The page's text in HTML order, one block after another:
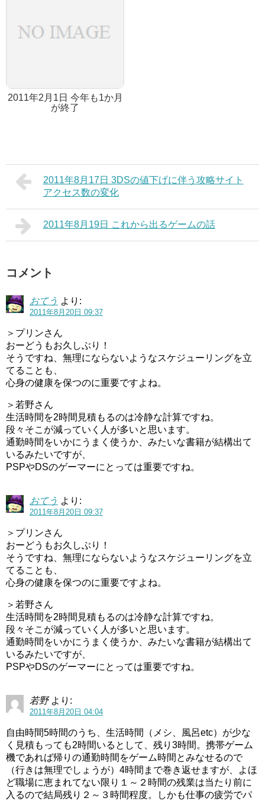
2011年2月1日 今年も1か月
が終了
2011年8月17日 3DSの値下げに伴う攻略サイト
アクセス数の変化
2011年8月19日 これから出るゲームの話
コメント
おてう より:
2011年8月20日 09:37
＞プリンさん
おーどうもお久しぶり！
そうですね、無理にならないようなスケジューリングを立
てることも、
心身の健康を保つのに重要ですよね。
＞若野さん
生活時間を2時間見積もるのは冷静な計算ですね。
段々そこが減っていく人が多いと思います。
通勤時間をいかにうまく使うか、みたいな書籍が結構出て
いるみたいですが、
PSPやDSのゲーマーにとっては重要ですね。
おてう より:
2011年8月20日 09:37
＞プリンさん
おーどうもお久しぶり！
そうですね、無理にならないようなスケジューリングを立
てることも、
心身の健康を保つのに重要ですよね。
＞若野さん
生活時間を2時間見積もるのは冷静な計算ですね。
段々そこが減っていく人が多いと思います。
通勤時間をいかにうまく使うか、みたいな書籍が結構出て
いるみたいですが、
PSPやDSのゲーマーにとっては重要ですね。
若野 より:
2011年8月20日 04:04
自由時間5時間のうち、生活時間（メシ、風呂etc）が少な
く見積もっても2時間いるとして、残り3時間。携帯ゲーム
機であれば帰りの通勤時間をゲーム時間とみなせるので
（行きは無理でしょうが）4時間まで巻き返せますが、よほ
ど職場に恵まれてない限り１～２時間の残業は当たり前に
入るので結局残り２～３時間程度。しかも仕事の疲労でパ